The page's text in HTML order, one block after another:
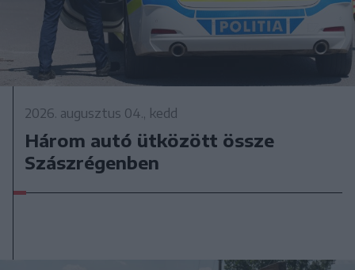
2026. augusztus 04., kedd
Három autó ütközött össze
Szászrégenben